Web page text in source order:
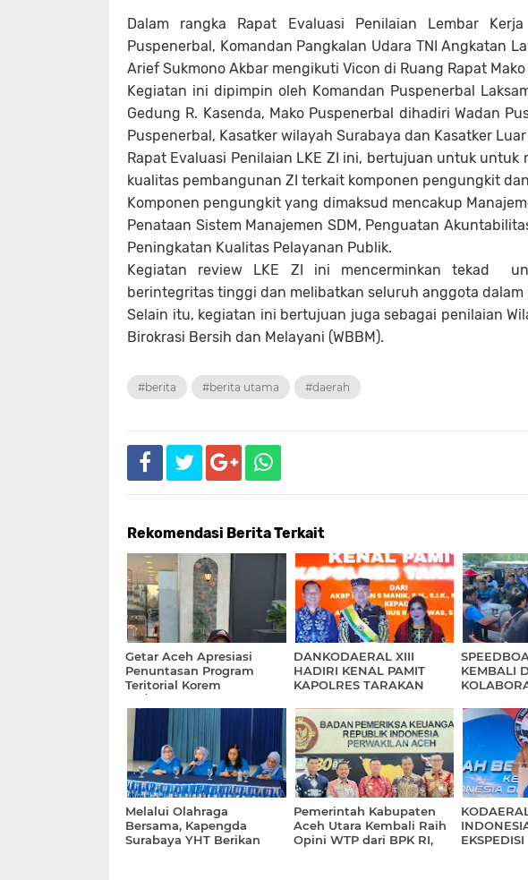
Dalam rangka Rapat Evaluasi Penilaian Lembar
Puspenerbal, Komandan Pangkalan Udara TNI Angkatan
Arief Sukmono Akbar mengikuti Vicon di Ruang Rapat
Kegiatan ini dipimpin oleh Komandan Puspenerbal
Gedung R. Kasenda, Mako Puspenerbal dihadiri Wadan
Puspenerbal, Kasatker wilayah Surabaya dan Kasatker
Rapat Evaluasi Penilaian LKE ZI ini, bertujuan untuk
kualitas pembangunan ZI terkait komponen pengungkit
Komponen pengungkit yang dimaksud mencakup
Penataan Sistem Manajemen SDM, Penguatan
Peningkatan Kualitas Pelayanan Publik.
Kegiatan review LKE ZI ini mencerminkan tekad
berintegritas tinggi dan melibatkan seluruh anggota
Selain itu, kegiatan ini bertujuan juga sebagai penilaian
Birokrasi Bersih dan Melayani (WBBM).
#berita #berita utama #daerah
Rekomendasi Berita Terkait
Getar Aceh Apresiasi
Penuntasan Program
Teritorial Korem
011/Lilawangsa Pasca
Bencana di Aceh
DANKODAERAL XIII
HADIRI KENAL PAMIT
KAPOLRES TARAKAN
KEMBALI
KALTARA
Melalui Olahraga
Bersama, Kapengda
Surabaya YHT Berikan
Pemerintah Kabupaten
Aceh Utara Kembali Raih
Opini WTP dari BPK RI,